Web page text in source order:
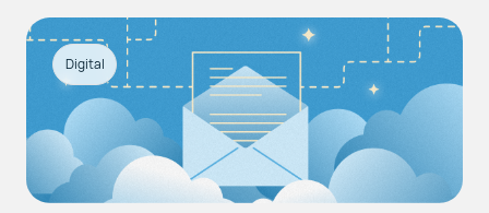
Digital